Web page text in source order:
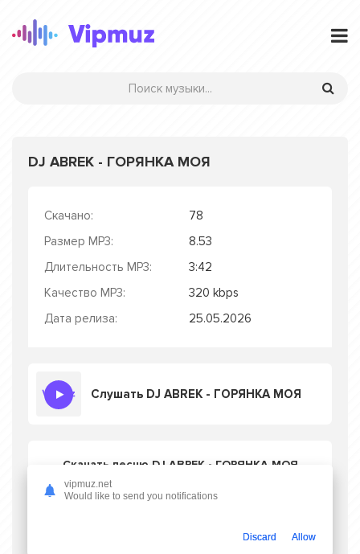
DJ ABREK - ГОРЯНКА МОЯ
Скачано:
78
Размер MP3:
8.53
Длительность MP3:
3:42
Качество MP3:
320 kbps
Дата релиза:
25.05.2026
Слушать DJ ABREK - ГОРЯНКА МОЯ
Скачать песню DJ ABREK - ГОРЯНКА МОЯ
в mp3 или слушать онлайн бесплатно
vipmuz.net
Would like to send you notifications
Discard Allow